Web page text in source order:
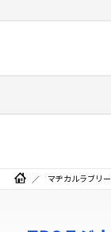
マヂカルラブリ